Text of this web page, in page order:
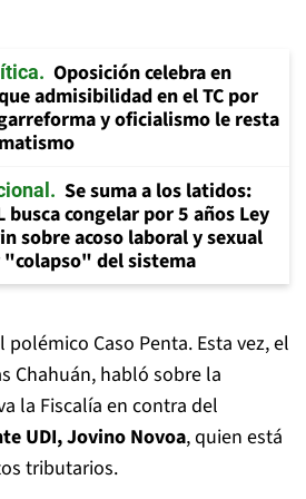
Oposición celebra en
admisibilidad en el TC por
y oficialismo le resta
Se suma a los latidos:
busca congelar por 5 años Ley
sobre acoso laboral y sexual
"colapso" del sistema
Caso Penta. Esta vez, el
Chahuán, habló sobre la
la Fiscalía en contra del
UDI, Jovino Novoa, quien está
tributarios.